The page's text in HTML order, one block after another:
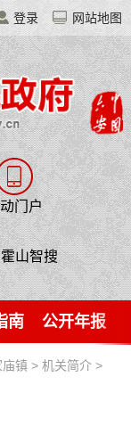
登录 网站地图
门户
霍山智搜
南 公开年报
庙镇 > 机关简介 >